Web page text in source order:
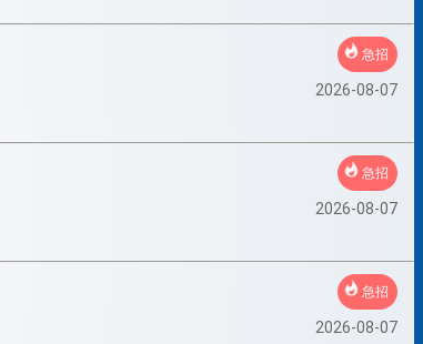
急招
2026-08-07
急招
2026-08-07
急招
2026-08-07